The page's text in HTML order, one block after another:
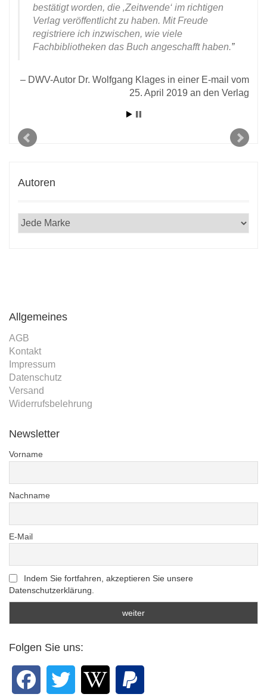
bestätigt worden, die ‚Zeitwende‘ im richtigen
Verlag veröffentlicht zu haben. Mit Freude
registriere ich inzwischen, wie viele
Fachbibliotheken das Buch angeschafft haben.
DWV-Autor Dr. Wolfgang Klages in einer E-mail vom
25. April 2019 an den Verlag
Autoren
Allgemeines
AGB
Kontakt
Impressum
Datenschutz
Versand
Widerrufsbelehrung
Newsletter
Vorname
Nachname
E-Mail
Indem Sie fortfahren, akzeptieren Sie unsere
Datenschutzerklärung.
Folgen Sie uns: